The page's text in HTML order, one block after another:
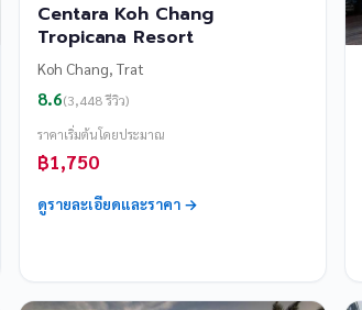
Centara Koh Chang
Tropicana Resort
Koh Chang, Trat
8.6(3,448 รีวิว)
ราคาเริ่มต้นโดยประมาณ
฿1,750
ดูรายละเอียดและราคา →